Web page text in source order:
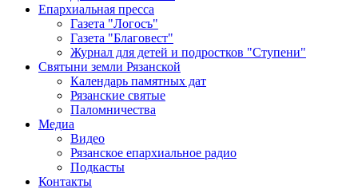
Епархиальная пресса
Газета "Логосъ"
Газета "Благовест"
Журнал для детей и подростков "Ступени"
Святыни земли Рязанской
Календарь памятных дат
Рязанские святые
Паломничества
Медиа
Видео
Рязанское епархиальное радио
Подкасты
Контакты